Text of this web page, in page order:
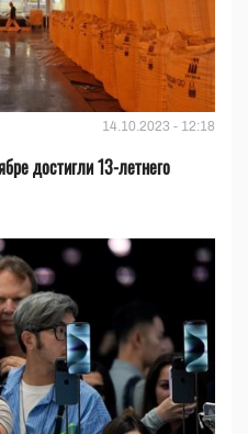
14.10.2023 - 12:18
достигли 13-летнего